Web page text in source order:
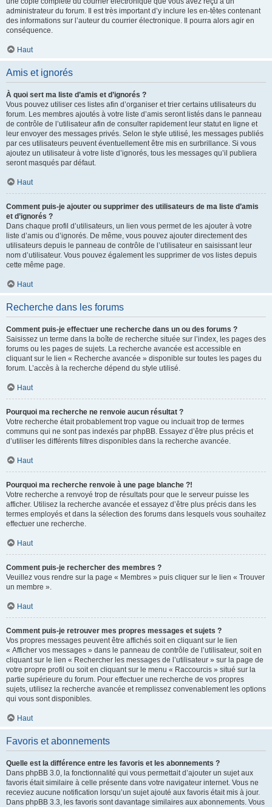
administrateur du forum. Il est très important d’y inclure les en-têtes contenant
des informations sur l’auteur du courrier électronique. Il pourra alors agir en
conséquence.
Haut
Amis et ignorés
À quoi sert ma liste d’amis et d’ignorés ?
Vous pouvez utiliser ces listes afin d’organiser et trier certains utilisateurs du
forum. Les membres ajoutés à votre liste d’amis seront listés dans le panneau
de contrôle de l’utilisateur afin de consulter rapidement leur statut en ligne et
leur envoyer des messages privés. Selon le style utilisé, les messages publiés
par ces utilisateurs peuvent éventuellement être mis en surbrillance. Si vous
ajoutez un utilisateur à votre liste d’ignorés, tous les messages qu’il publiera
seront masqués par défaut.
Haut
Comment puis-je ajouter ou supprimer des utilisateurs de ma liste d’amis
et d’ignorés ?
Dans chaque profil d’utilisateurs, un lien vous permet de les ajouter à votre
liste d’amis ou d’ignorés. De même, vous pouvez ajouter directement des
utilisateurs depuis le panneau de contrôle de l’utilisateur en saisissant leur
nom d’utilisateur. Vous pouvez également les supprimer de vos listes depuis
cette même page.
Haut
Recherche dans les forums
Comment puis-je effectuer une recherche dans un ou des forums ?
Saisissez un terme dans la boîte de recherche située sur l’index, les pages des
forums ou les pages de sujets. La recherche avancée est accessible en
cliquant sur le lien « Recherche avancée » disponible sur toutes les pages du
forum. L’accès à la recherche dépend du style utilisé.
Haut
Pourquoi ma recherche ne renvoie aucun résultat ?
Votre recherche était probablement trop vague ou incluait trop de termes
communs qui ne sont pas indexés par phpBB. Essayez d’être plus précis et
d’utiliser les différents filtres disponibles dans la recherche avancée.
Haut
Pourquoi ma recherche renvoie à une page blanche ?!
Votre recherche a renvoyé trop de résultats pour que le serveur puisse les
afficher. Utilisez la recherche avancée et essayez d’être plus précis dans les
termes employés et dans la sélection des forums dans lesquels vous souhaitez
effectuer une recherche.
Haut
Comment puis-je rechercher des membres ?
Veuillez vous rendre sur la page « Membres » puis cliquer sur le lien « Trouver
un membre ».
Haut
Comment puis-je retrouver mes propres messages et sujets ?
Vos propres messages peuvent être affichés soit en cliquant sur le lien
« Afficher vos messages » dans le panneau de contrôle de l’utilisateur, soit en
cliquant sur le lien « Rechercher les messages de l’utilisateur » sur la page de
votre propre profil ou soit en cliquant sur le menu « Raccourcis » situé sur la
partie supérieure du forum. Pour effectuer une recherche de vos propres
sujets, utilisez la recherche avancée et remplissez convenablement les options
qui vous sont disponibles.
Haut
Favoris et abonnements
Quelle est la différence entre les favoris et les abonnements ?
Dans phpBB 3.0, la fonctionnalité qui vous permettait d’ajouter un sujet aux
favoris était similaire à celle présente dans votre navigateur internet. Vous ne
receviez aucune notification lorsqu’un sujet ajouté aux favoris était mis à jour.
Dans phpBB 3.3, les favoris sont davantage similaires aux abonnements. Vous